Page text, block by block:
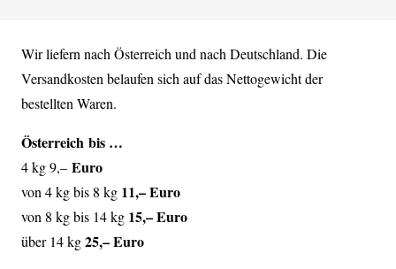
Wir liefern nach Österreich und nach Deutschland. Die
Versandkosten belaufen sich auf das Nettogewicht der
bestellten Waren.
Österreich bis …
4 kg 9,– Euro
von 4 kg bis 8 kg 11,– Euro
von 8 kg bis 14 kg 15,– Euro
über 14 kg25,– Euro